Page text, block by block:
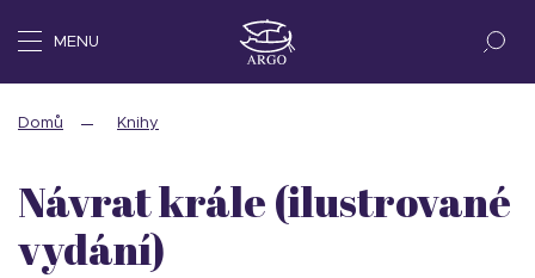
MENU
Domů Knihy
Návrat krále (ilustrované
vydání)